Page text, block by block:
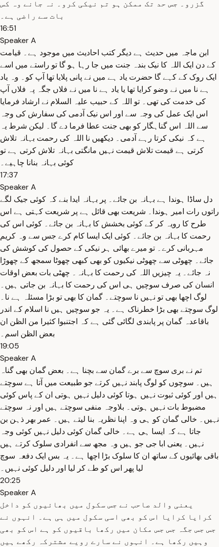
گزرو۔ جس حد تک ممکن ہو تم نیکی کرو۔ نہ جانے وہ کس
بات سے راضی ہے۔
16:51
Speaker A
ابن ماجہ میں حدیث ہے دیگر کتب احادیث میں موجود ہے۔ قیامت
کے دن ایک اللہ کا نیک بندہ جنت میں جا رہا ہو گا تو راستے میں اسے
ایک روک کے کہے گا حضرت یاد ہے میں نے پانی پلایا تھا آپ کو۔ وہ یاد
ہے نا میں نے وضو کرایا تھا یا یاد ہے نا میں نے فلاں جگہ پہ فلاں آپ
کی خدمت کی تھی۔ تو اللہ کے حبیب علیہ السلام نے ارشاد فرمایا
اس ایک عمل کی وجہ سے اور اس نیک آدمی کی سفارش کی وجہ
سے اللہ اس گناہگار کو بھی جنت عطا فرما دے گا۔ لیکن شرط یہ
ہے کہ نیکی کرتا رہے آدمی۔ دیکھیں نا اللہ کی رحمت بہانہ تلاش
کرتی ہے قیمت تلاش قیمت نہیں مانگتی بہانہ تلاش کرتی ہے تو
کوئی بہانہ بنانا چاہیے۔
17:37
Speaker A
دل ساڈا ہوندا ہے بہانہ بن جائے۔ پر بہانہ ایدا بنے کہ کوئی جیک لگے
راتوں رات امیر ہوندا۔ شریعت بھی قائل ہے پر شریعت کہتی ہے اس
طرح کا رویہ کر کے کوئی بخشش کا بہانہ بن جائے۔ کوئی اس کی
رحمت کا بہانہ بن جائے۔ کوئی ایک ایسا کام کرے جس سے وہ کریم
مہربانی کرے۔ تو میرے بھائی ہر نیکی کے حصول کی کوشش کی
جائے۔ چھوٹی سے چھوٹی نیکیوں کو بھی کبھی چھوٹا سمجھ کے چھوڑا
نہ جائے۔ یہ چیزیں اللہ کی رحمت کا بہانہ۔ چھٹی بات بعض اوقات
انسان کی صرف سوچیں ہی اس کی رحمت کا بہانہ بن جاتی ہیں۔
لوگ اچھا بھی تو نہیں نا سوچتے۔ گمان کا بھی تو بڑا مسئلہ ہے نا۔
لوگ سوچتے بھی بڑا خطرناک ہے۔ یہ جو سوچیں ہیں نا اسلام کے اندر
باقاعدہ گمان پر پابندی لگائی گئی ہے کہ اجتنبوا کثیرا من الظن ان
بعض الظن اسم۔
19:05
Speaker A
تم نے بری سوچ سے برے گمان سے بچنا ہے۔ بعض گمان بھی گناہ
ہیں۔ سوچوں کو لوگ پابند نہیں کرتے جو طبیعت میں آتا ہے سوچتے
ہیں اور کوئی ثبوت نہیں ہوتا کوئی دلیل نہیں ہوتی ان کے پاس کوئی
مضبوط بات نہیں ہوتی۔ بلاوجہ منفی سوچتے ہیں اور نہ سوچتے
نہیں۔ خالی گمان کو ہی وہ اپنا نظریہ بنا لیتے ہیں۔ عمر بھر ذہن بن
جاتا ہے کہ ایسا ہی ہے۔ خالی گمان کوئی دلیل نہیں کوئی وجہ
نہیں۔ یعنی ابا جی جو ہیں وہ مجھ سے انفرادی سلوک کرتے ہیں
باقی بھائیوں کے ساتھ ان کا سلوک بڑا اچھا ہے۔ یہ بس ایک دفعہ سوچ
لیا پھر اس کو طے کر لیا اور دلیل کوئی نہیں۔
20:25
Speaker A
یعنی والد صاحب نے جس سکول میں بھائیوں کو داخل
کرایا کرایا اس کو بھی اسی سکول میں ہی ہے۔ انہوں نے
جس جس جگہ جس جس مکان میں رکھا باقیوں کو ہے اس کو بھی
وہیں رکھا ہے۔ انہوں نے سارے رویے مشترکہ رکھے ہیں